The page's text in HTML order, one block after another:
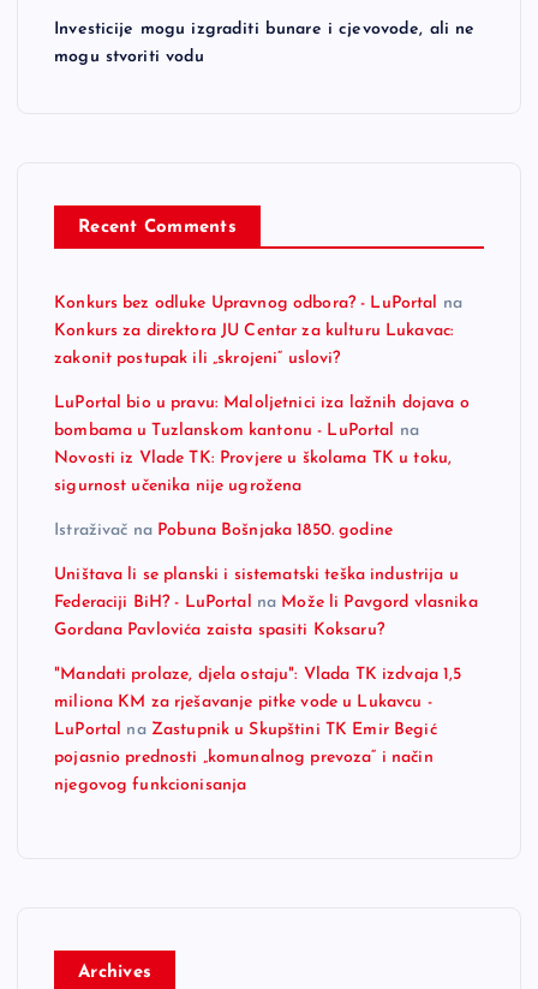
Investicije mogu izgraditi bunare i cjevovode, ali ne
mogu stvoriti vodu
Recent Comments
Konkurs bez odluke Upravnog odbora? - LuPortal
na
Konkurs za direktora JU Centar za kulturu Lukavac:
zakonit postupak ili „skrojeni“ uslovi?
LuPortal bio u pravu: Maloljetnici iza lažnih dojava o
bombama u Tuzlanskom kantonu - LuPortal
na
Novosti iz Vlade TK: Provjere u školama TK u toku,
sigurnost učenika nije ugrožena
Istraživač na Pobuna Bošnjaka 1850. godine
Uništava li se planski i sistematski teška industrija u
Federaciji BiH? - LuPortal
na Može li Pavgord vlasnika
Gordana Pavlovića zaista spasiti Koksaru?
"Mandati prolaze, djela ostaju": Vlada TK izdvaja 1,5
miliona KM za rješavanje pitke vode u Lukavcu -
LuPortal na Zastupnik u Skupštini TK Emir Begić
pojasnio prednosti „komunalnog prevoza“ i način
njegovog funkcionisanja
Archives